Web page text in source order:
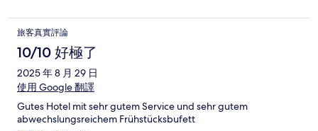
旅客真實評論
10/10 好極了
2025 年 8 月 29 日
使用 Google 翻譯
Gutes Hotel mit sehr gutem Service und sehr gutem
abwechslungsreichem Frühstücksbufett